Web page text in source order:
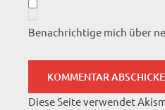
Benachrichtige mich über
Diese Seite verwendet